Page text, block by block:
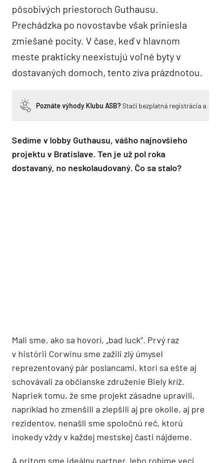
pôsobivých priestoroch Guthausu.
Prechádzka po novostavbe však priniesla
zmiešané pocity. V čase, keď v hlavnom
meste prakticky neexistujú voľné byty v
dostavaných domoch, tento zíva prázdnotou.
Poznáte výhody Klubu ASB?Stačí bezplatná registrácia a
Sedíme v lobby Guthausu, vášho najnovšieho
projektu v Bratislave. Ten je už pol roka
dostavaný, no neskolaudovaný. Čo sa stalo?
Mali sme, ako sa hovorí, „bad luck“. Prvý raz
v histórii Corwinu sme zažili zlý úmysel
reprezentovaný pár poslancami, ktorí sa ešte aj
schovávali za občianske združenie Biely kríž.
Napriek tomu, že sme projekt zásadne upravili,
napríklad ho zmenšili a zlepšili aj pre okolie, aj pre
rezidentov, nenašli sme spoločnú reč, ktorú
inokedy vždy v každej mestskej časti nájdeme.
A pritom sme ideálny partner, lebo robíme veci